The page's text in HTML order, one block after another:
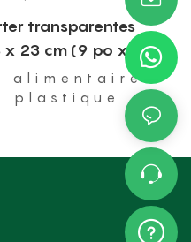
transparentes
x 23 cm (9 po x 9
alimentaire
plastique à